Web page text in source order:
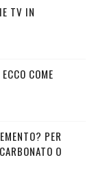
TV IN
COME
PER
O